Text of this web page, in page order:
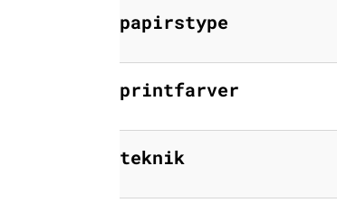
papirstype
printfarver
teknik